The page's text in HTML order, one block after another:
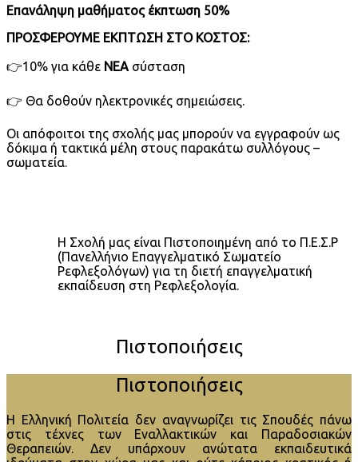
Επανάληψη μαθήματος έκπτωση 50%
ΠΡΟΣΦΕΡΟΥΜΕ ΕΚΠΤΩΣΗ ΣΤΟ ΚΟΣΤΟΣ:
👉10% για κάθε ΝΕΑ σύσταση
👉 Θα δοθούν ηλεκτρονικές σημειώσεις.
Οι απόφοιτοι της σχολής μας μπορούν να εγγραφούν ως
δόκιμα ή τακτικά μέλη στους παρακάτω συλλόγους –
σωματεία.
Η Σχολή μας είναι Πιστοποιημένη από το Π.Ε.Σ.Ρ
(Πανελλήνιο Επαγγελματικό Σωματείο
Ρεφλεξολόγων) για τη διετή επαγγελματική
εκπαίδευση στη Ρεφλεξολογία.
Πιστοποιήσεις
Πιστοποιήσεις
H Ελληνική Πολιτεία δεν αναγνωρίζει τις Σπουδές πάνω
στις τέχνες των Εναλλακτικών και Παραδοσιακών
Θεραπειών. Δεν υπάρχουν ανώτατα εκπαιδευτικά